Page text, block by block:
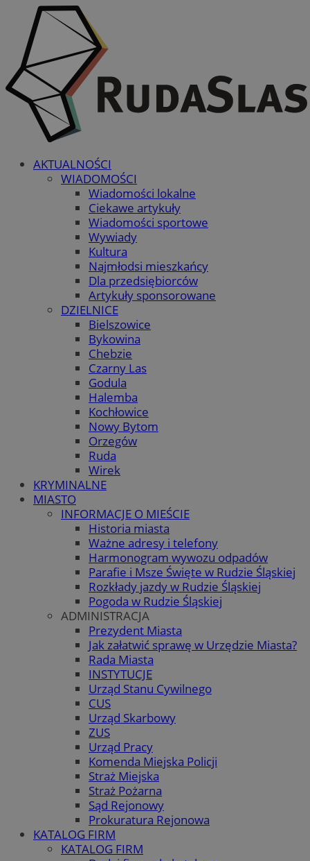
AKTUALNOŚCI
WIADOMOŚCI
Wiadomości lokalne
Ciekawe artykuły
Wiadomości sportowe
Wywiady
Kultura
Najmłodsi mieszkańcy
Dla przedsiębiorców
Artykuły sponsorowane
DZIELNICE
Bielszowice
Bykowina
Chebzie
Czarny Las
Godula
Halemba
Kochłowice
Nowy Bytom
Orzegów
Ruda
Wirek
KRYMINALNE
MIASTO
INFORMACJE O MIEŚCIE
Historia miasta
Ważne adresy i telefony
Harmonogram wywozu odpadów
Parafie i Msze Święte w Rudzie Śląskiej
Rozkłady jazdy w Rudzie Śląskiej
Pogoda w Rudzie Śląskiej
ADMINISTRACJA
Prezydent Miasta
Jak załatwić sprawę w Urzędzie Miasta?
Rada Miasta
INSTYTUCJE
Urząd Stanu Cywilnego
CUS
Urząd Skarbowy
ZUS
Urząd Pracy
Komenda Miejska Policji
Straż Miejska
Straż Pożarna
Sąd Rejonowy
Prokuratura Rejonowa
KATALOG FIRM
KATALOG FIRM